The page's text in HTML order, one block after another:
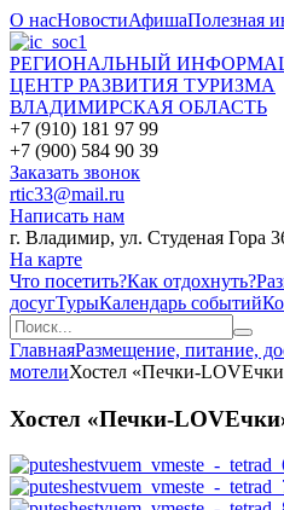
О насНовостиАфишаПолезная
РЕГИОНАЛЬНЫЙ
ЦЕНТР РАЗВИТИЯ ТУРИЗМА
ВЛАДИМИРСКАЯ ОБЛАСТЬ
+7 (910) 181 97 99
+7 (900) 584 90 39
Заказать звонок
rtic33@mail.ru
Написать нам
г. Владимир, ул. Студеная Гора
На карте
Что посетить?Как отдохнуть?
досугТурыКалендарь событий
ГлавнаяРазмещение, питание,
мотелиХостел «Печки-
Хостел «Печки-